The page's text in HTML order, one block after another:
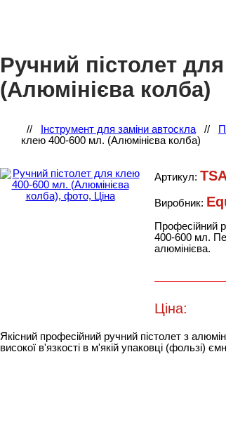
Ручний пістолет
(Алюмінієва колба)
// Інструмент для заміни автоскла //
клею 400-600 мл. (Алюмінієва колба)
Артикул:
Виробник:
Професійний
400-600 мл.
алюмінієва.
Ціна:
Якісний професійний ручний пістолет з
високої в'язкості в м'якій упаковці (фользі)